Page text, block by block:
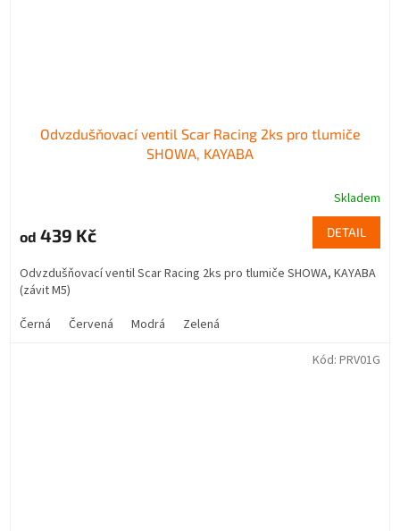
Odvzdušňovací ventil Scar Racing 2ks pro tlumiče
SHOWA, KAYABA
Skladem
od 439 Kč DETAIL
Odvzdušňovací ventil Scar Racing 2ks pro tlumiče SHOWA, KAYABA
(závit M5)
Černá
Červená Modrá Zelená
Kód: PRV01G